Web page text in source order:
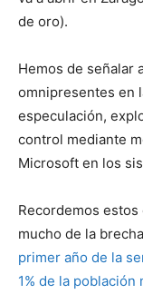
de oro).
Hemos de señalar
omnipresentes en
especulación,
control mediante
Microsoft en los
Recordemos
mucho de la
primer año de la
1% de la